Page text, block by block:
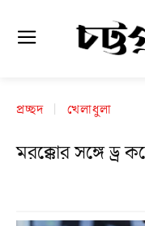
প্রচ্ছদ খেলাধুলা
মরক্কোর সঙ্গে ড্র